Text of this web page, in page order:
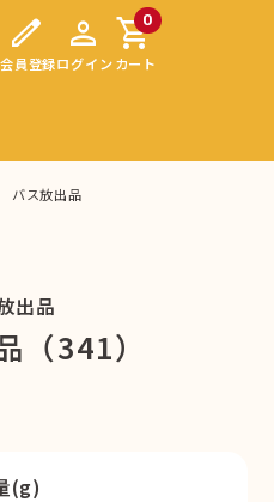
edit
会員登録
person
ログイン
0
shopping_cart
カート
バス放出品
出品
（341）
(g)